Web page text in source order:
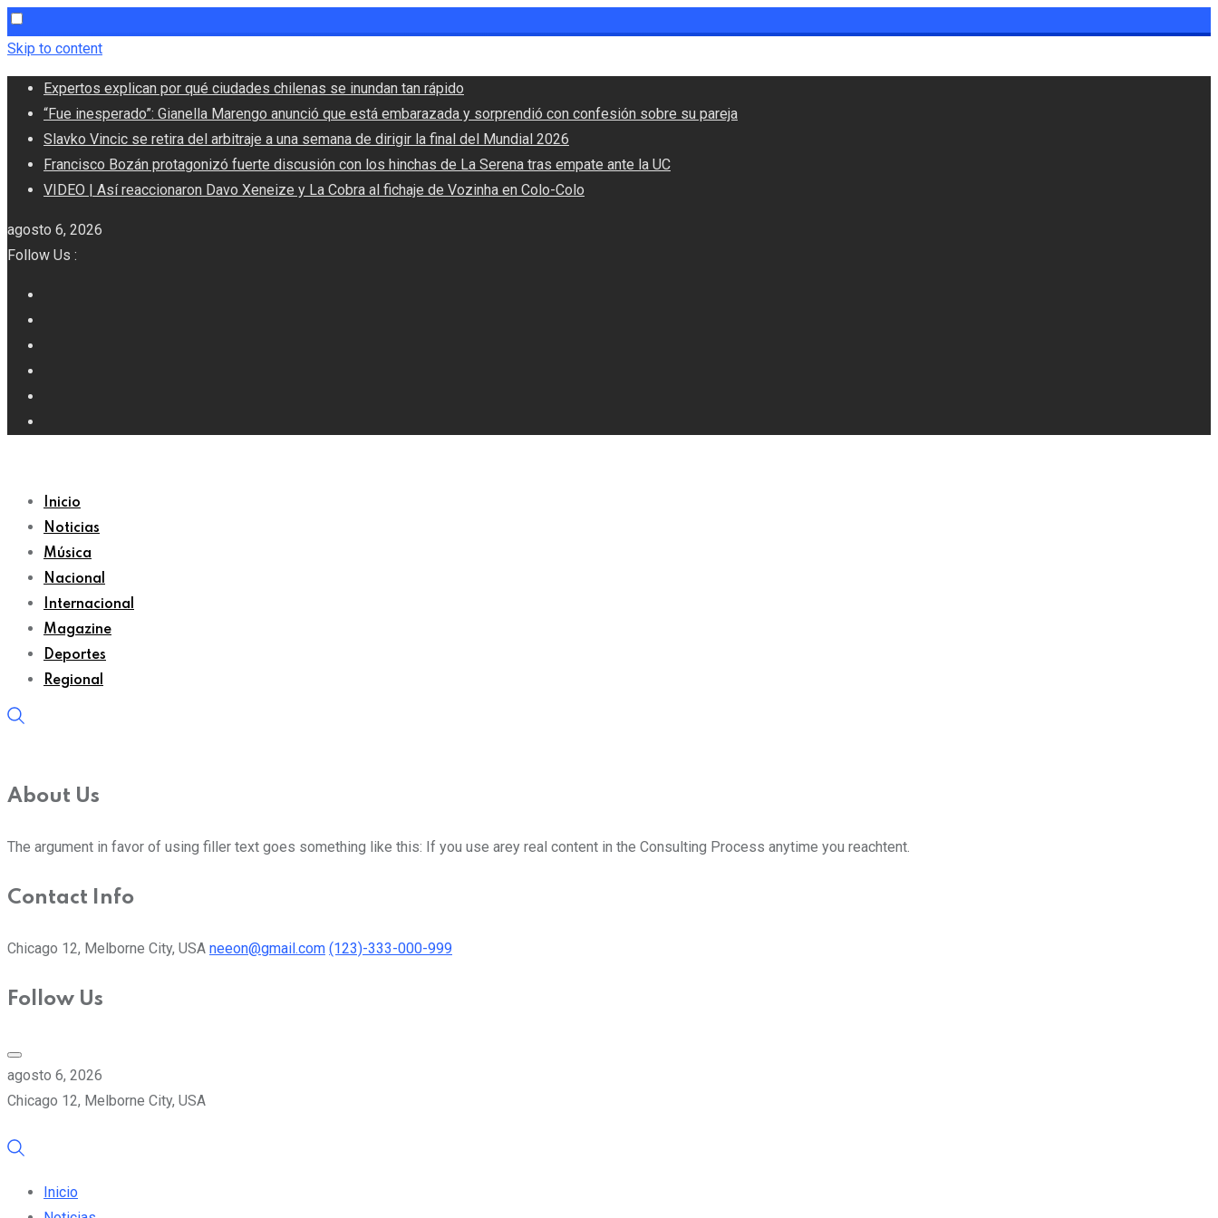
Skip to content
Expertos explican por qué ciudades chilenas se inundan tan rápido
“Fue inesperado”: Gianella Marengo anunció que está embarazada y sorprendió con confesión sobre su pareja
Slavko Vincic se retira del arbitraje a una semana de dirigir la final del Mundial 2026
Francisco Bozán protagonizó fuerte discusión con los hinchas de La Serena tras empate ante la UC
VIDEO | Así reaccionaron Davo Xeneize y La Cobra al fichaje de Vozinha en Colo-Colo
agosto 6, 2026
Follow Us :
Inicio
Noticias
Música
Nacional
Internacional
Magazine
Deportes
Regional
About Us
The argument in favor of using filler text goes something like this: If you use arey real content in the Consulting Process anytime you reachtent.
Contact Info
Chicago 12, Melborne City, USA neeon@gmail.com (123)-333-000-999
Follow Us
agosto 6, 2026
Chicago 12, Melborne City, USA
Inicio